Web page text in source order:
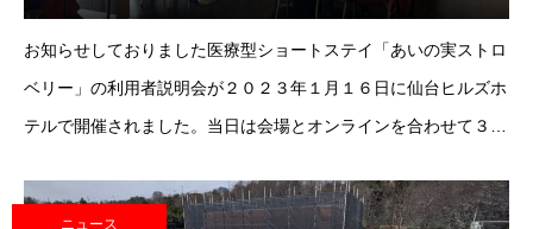
お知らせしておりました医療型ショートステイ「あいの実ストロ
ベリー」の利用者説明会が２０２３年１月１６日に仙台ヒルズホ
テルで開催されました。当日は会場とオンラインを合わせて３６
んの期待度の高さを感じることができまし
ニュース